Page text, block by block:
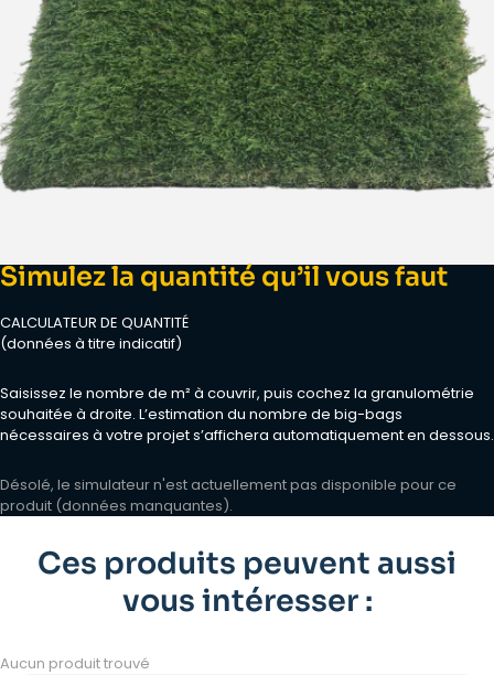
Simulez la quantité qu’il vous faut
CALCULATEUR DE QUANTITÉ
(données à titre indicatif)
Saisissez le nombre de m² à couvrir, puis cochez la granulométrie
souhaitée à droite. L’estimation du nombre de big-bags
nécessaires à votre projet s’affichera automatiquement en dessous.
Désolé, le simulateur n'est actuellement pas disponible pour ce
produit (données manquantes).
Ces produits peuvent aussi
vous intéresser :
Aucun produit trouvé